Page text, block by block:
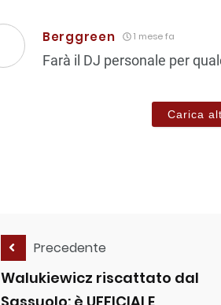
Berggreen 1 mese fa
Farà il DJ personale per
Carica
Precedente
Walukiewicz riscattato dal